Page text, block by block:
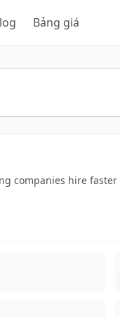
Bảng giá
companies hire